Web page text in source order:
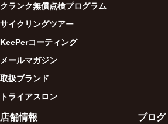
クランク無償点検プログラム
サイクリングツアー
KeePerコーティング
メールマガジン
取扱ブランド
トライアスロン
店舗情報 ブログ